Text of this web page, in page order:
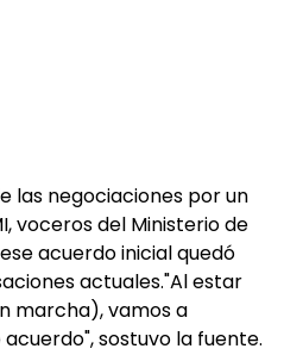
las negociaciones por un
voceros del Ministerio de
acuerdo inicial quedó
actuales."Al estar
marcha), vamos a
sostuvo la fuente.